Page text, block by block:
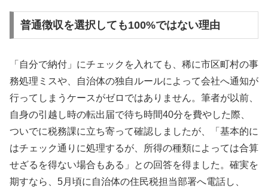
普通徴収を選択しても100%ではない理由
「自分で納付」にチェックを入れても、稀に市区町村の事
務処理ミスや、自治体の独自ルールによって会社へ通知が
行ってしまうケースがゼロではありません。筆者が以前、
自身の引越し時の転出届で待ち時間40分を費やした際、
ついでに税務課に立ち寄って確認しましたが、「基本的に
はチェック通りに処理するが、所得の種類によっては合算
せざるを得ない場合もある」との回答を得ました。確実を
期すなら、5月頃に自治体の住民税担当部署へ電話し、